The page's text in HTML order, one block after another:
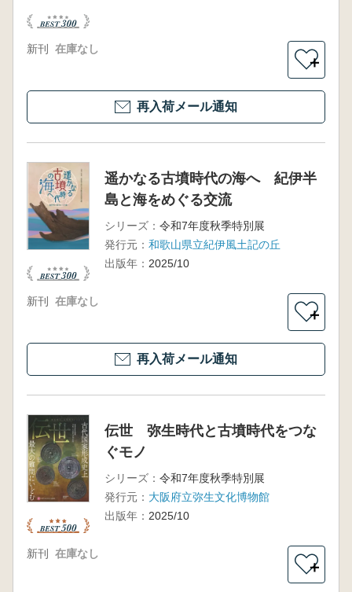
新刊 在庫なし
＋
再入荷メール通知
遥かなる古墳時代の海へ 紀伊半
島と海をめぐる交流
シリーズ： 令和7年度秋季特別展
発行元： 和歌山県立紀伊風土記の丘
出版年： 2025/10
新刊 在庫なし
＋
再入荷メール通知
伝世 弥生時代と古墳時代をつな
ぐモノ
シリーズ： 令和7年度秋季特別展
発行元： 大阪府立弥生文化博物館
出版年： 2025/10
新刊 在庫なし
＋